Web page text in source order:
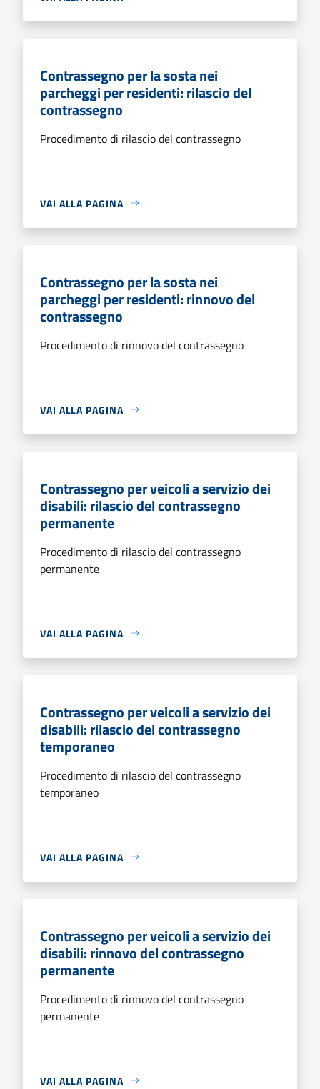
Contrassegno per la sosta nei
parcheggi per residenti: rilascio del
contrassegno
Procedimento di rilascio del contrassegno
VAI ALLA PAGINA
Contrassegno per la sosta nei
parcheggi per residenti: rinnovo del
contrassegno
Procedimento di rinnovo del contrassegno
VAI ALLA PAGINA
Contrassegno per veicoli a servizio dei
disabili: rilascio del contrassegno
permanente
Procedimento di rilascio del contrassegno
permanente
VAI ALLA PAGINA
Contrassegno per veicoli a servizio dei
disabili: rilascio del contrassegno
temporaneo
Procedimento di rilascio del contrassegno
temporaneo
VAI ALLA PAGINA
Contrassegno per veicoli a servizio dei
disabili: rinnovo del contrassegno
permanente
Procedimento di rinnovo del contrassegno
permanente
VAI ALLA PAGINA